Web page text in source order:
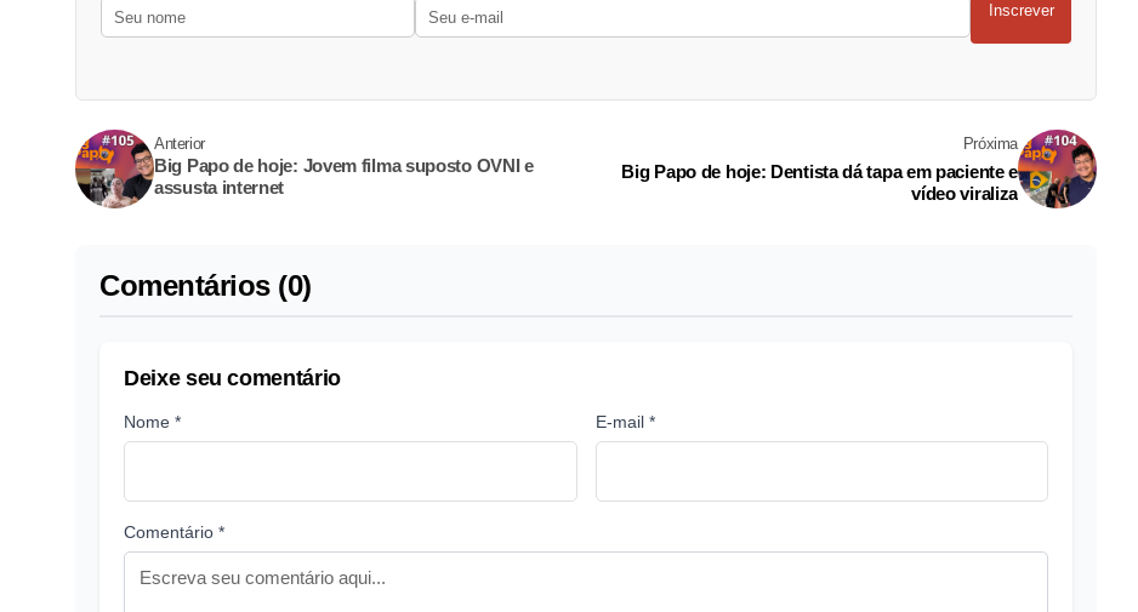
Inscrever
Anterior
Big Papo de hoje: Jovem filma suposto OVNI e
assusta internet
Próxima
Big Papo de hoje: Dentista dá tapa em paciente e
vídeo viraliza
Comentários (0)
Deixe seu comentário
Nome * E-mail *
Comentário *